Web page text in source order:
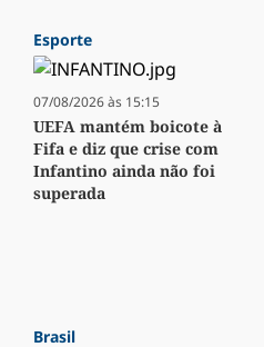
Esporte
07/08/2026 às 15:15
UEFA mantém boicote à
Fifa e diz que crise com
Infantino ainda não foi
superada
Brasil